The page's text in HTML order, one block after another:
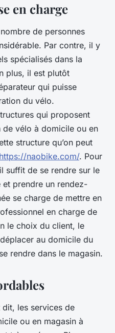
en charge
de personnes
Par contre, il y
spécialisés dans la
plus, il est plutôt
qui puisse
du vélo.
qui proposent
vélo à domicile ou en
structure qu’on peut
https://naobike.com/. Pour
suffit de se rendre sur le
et prendre un rendez-
se charge de mettre en
en charge de
le choix du client, le
au domicile du
rendre dans le magasin.
les services de
ou en magasin à